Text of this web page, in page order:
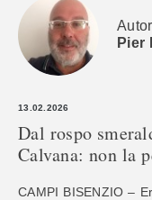
Pier
13.02.2026
Dal rospo
Calvana: non la
CAMPI BISENZIO –